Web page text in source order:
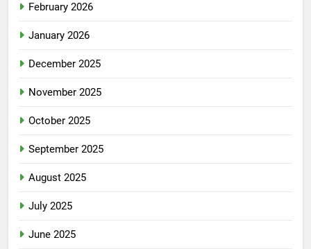
February 2026
January 2026
December 2025
November 2025
October 2025
September 2025
August 2025
July 2025
June 2025